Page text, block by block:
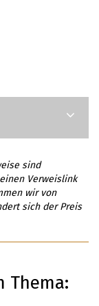
sind
Verweislink
wir von
sich der Preis
Thema: